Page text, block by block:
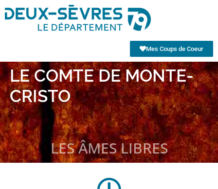
Mes Coups de Coeur
LE COMTE DE MONTE-
CRISTO
LES ÂMES LIBRES